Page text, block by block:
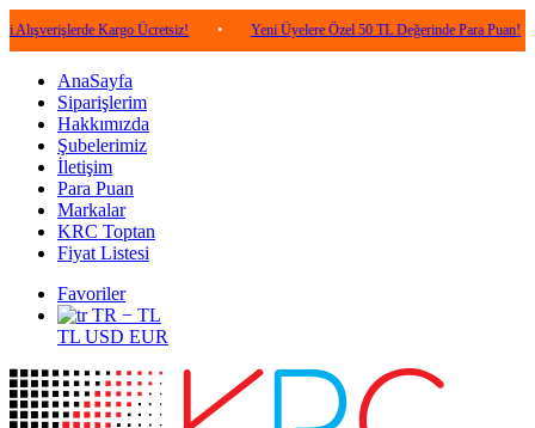
Kargo Ücretsiz! • Yeni Üyelere Özel 50 TL Değerinde Para Puan! •
AnaSayfa
Siparişlerim
Hakkımızda
Şubelerimiz
İletişim
Para Puan
Markalar
KRC Toptan
Fiyat Listesi
Favoriler
TR − TL
TL USD EUR